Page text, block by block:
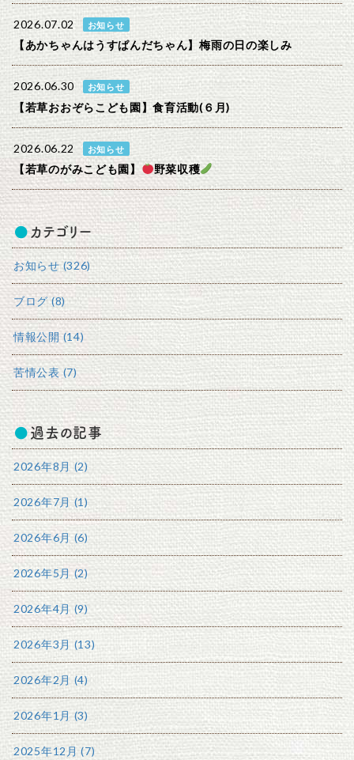
2026.07.02 お知らせ
【あかちゃんはうすぱんだちゃん】梅雨の日の楽しみ
2026.06.30 お知らせ
【若草おおぞらこども園】食育活動(６月)
2026.06.22 お知らせ
【若草のがみこども園】 野菜収穫
カテゴリー
お知らせ (326)
ブログ (8)
情報公開 (14)
苦情公表 (7)
過去の記事
2026年8月 (2)
2026年7月 (1)
2026年6月 (6)
2026年5月 (2)
2026年4月 (9)
2026年3月 (13)
2026年2月 (4)
2026年1月 (3)
2025年12月 (7)